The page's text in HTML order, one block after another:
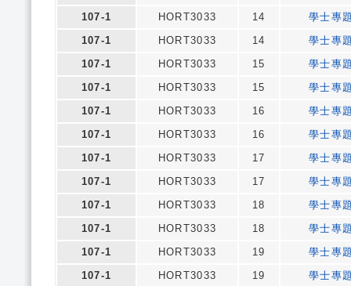
107-1
HORT3033 14
學士專
107-1
HORT3033 14
學士專
107-1
HORT3033 15
學士專
107-1
HORT3033 15
學士專
107-1
HORT3033 16
學士專
107-1
HORT3033 16
學士專
107-1
HORT3033 17
學士專
107-1
HORT3033 17
學士專
107-1
HORT3033 18
學士專
107-1
HORT3033 18
學士專
107-1
HORT3033 19
學士專
107-1
HORT3033 19
學士專